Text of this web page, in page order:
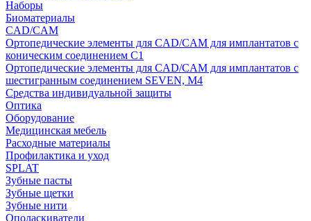
Наборы
Биоматериалы
CAD/CAM
Ортопедические элементы для CAD/CAM для имплантатов с
коническим соединением С1
Ортопедические элементы для CAD/CAM для имплантатов с
шестигранным соединением SEVEN, М4
Средства индивидуальной защиты
Оптика
Оборудование
Медицинская мебель
Расходные материалы
Профилактика и уход
SPLAT
Зубные пасты
Зубные щетки
Зубные нити
Ополаскиватели